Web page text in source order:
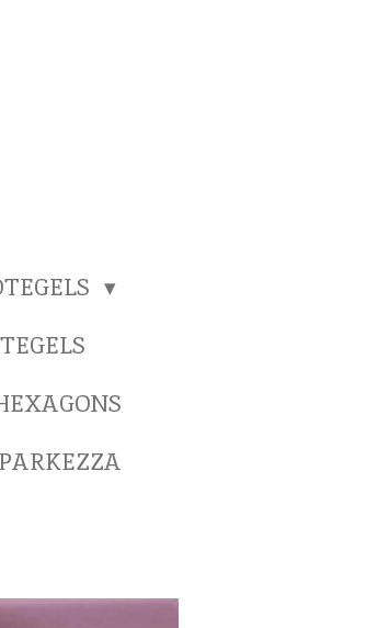
PARKEZZA